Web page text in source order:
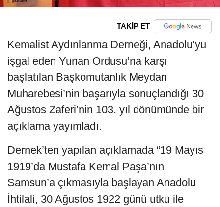
TAKİP ET
Kemalist Aydınlanma Derneği, Anadolu’yu
işgal eden Yunan Ordusu’na karşı
başlatılan Başkomutanlık Meydan
Muharebesi’nin başarıyla sonuçlandığı 30
Ağustos Zaferi’nin 103. yıl dönümünde bir
açıklama yayımladı.
Dernek’ten yapılan açıklamada “19 Mayıs
1919’da Mustafa Kemal Paşa’nın
Samsun’a çıkmasıyla başlayan Anadolu
İhtilali, 30 Ağustos 1922 günü utku ile